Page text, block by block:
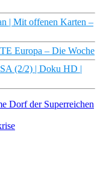
| Mit offenen Karten –
Europa – Die Woche
(2/2) | Doku HD |
Dorf der Superreichen